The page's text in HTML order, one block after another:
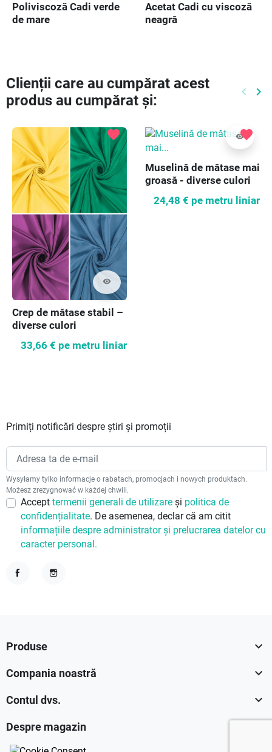
Poliviscoză Cadi verde
de mare
Acetat Cadi cu viscoză
neagră
Clienții care au cumpărat acest
produs au cumpărat și:
keyboard_arrow_left keyboard_arrow_right
visibility
favorite
Crep de mătase stabil –
diverse culori
33,66 € pe metru liniar
visibilityfavorite
Muselină de mătase mai
groasă - diverse culori
24,48 € pe metru liniar
Primiți notificări despre știri și promoții
Wysyłamy tylko informacje o rabatach, promocjach i nowych produktach.
Możesz zrezygnować w każdej chwili.
Accept termenii generali de utilizare și politica de
confidențialitate. De asemenea, declar că am citit
informațiile despre administrator și prelucrarea datelor cu
caracter personal.
Produse 
Compania noastră 
Contul dvs. 
Despre magazin